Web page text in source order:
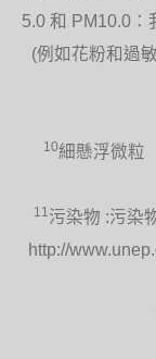
5.0 和 PM10.0：
(例如花粉和過
10細懸浮微粒
11 污染物 :污染
http://